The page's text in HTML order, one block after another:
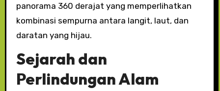
panorama 360 derajat yang memperlihatkan
kombinasi sempurna antara langit, laut, dan
daratan yang hijau.
Sejarah dan
Perlindungan Alam